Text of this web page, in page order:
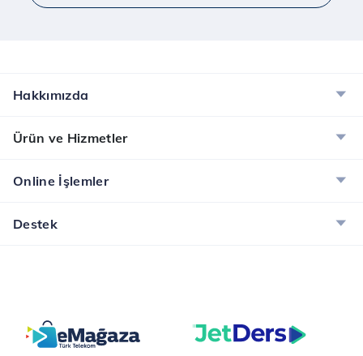
Hakkımızda
Ürün ve Hizmetler
Online İşlemler
Destek